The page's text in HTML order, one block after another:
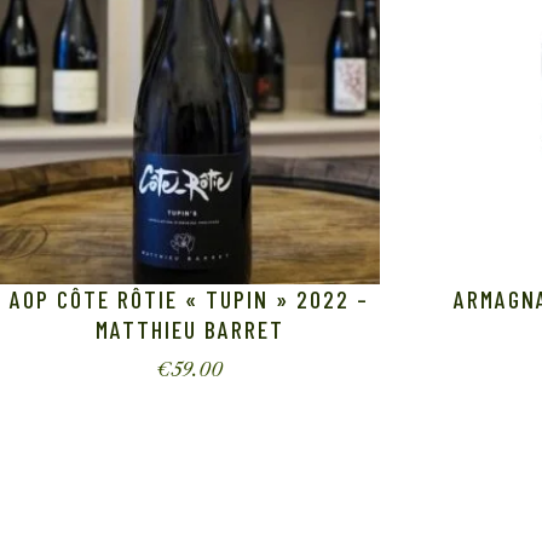
AOP CÔTE RÔTIE « TUPIN » 2022 –
MATTHIEU BARRET
€59.00